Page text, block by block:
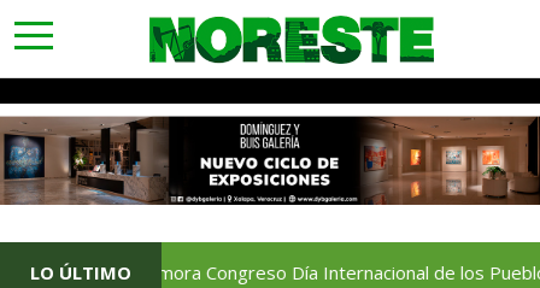
toggle
navigation
LO ÚLTIMO
Conmemora Congreso Día Internacional de los Pueblos